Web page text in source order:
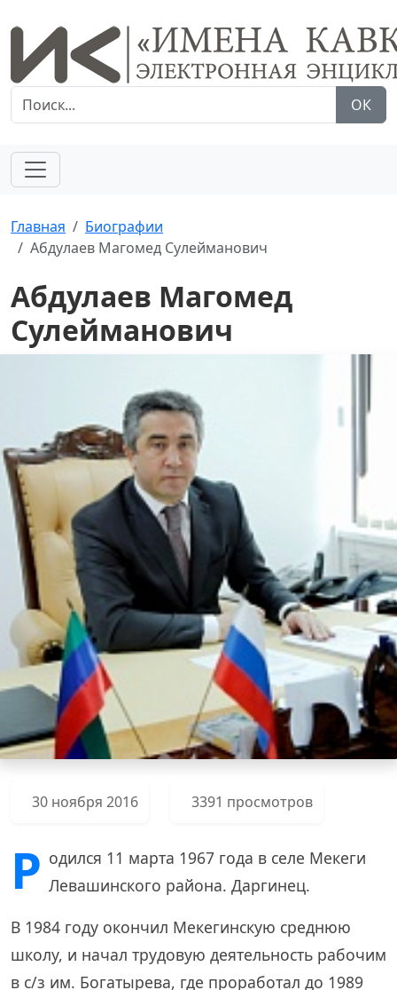
ОК
Главная
Биографии
Абдулаев Магомед Сулейманович
Абдулаев Магомед
Сулейманович
30 ноября 2016 3391 просмотров
Р одился 11 марта 1967 года в селе Мекеги
Левашинского района. Даргинец.
В 1984 году окончил Мекегинскую среднюю
школу, и начал трудовую деятельность рабочим
в с/з им. Богатырева, где проработал до 1989